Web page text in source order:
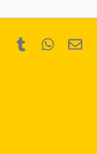
Pinterest
Tumblr